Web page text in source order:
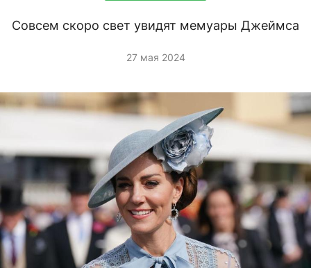
Совсем скоро свет увидят мемуары Джеймса
27 мая 2024